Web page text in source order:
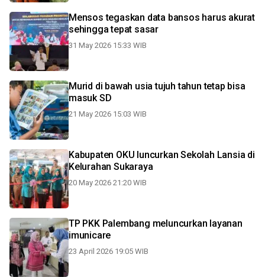
Mensos tegaskan data bansos harus akurat
sehingga tepat sasar
31 May 2026 15:33 WIB
Murid di bawah usia tujuh tahun tetap bisa
masuk SD
21 May 2026 15:03 WIB
Kabupaten OKU luncurkan Sekolah Lansia di
Kelurahan Sukaraya
20 May 2026 21:20 WIB
TP PKK Palembang meluncurkan layanan
imunicare
23 April 2026 19:05 WIB